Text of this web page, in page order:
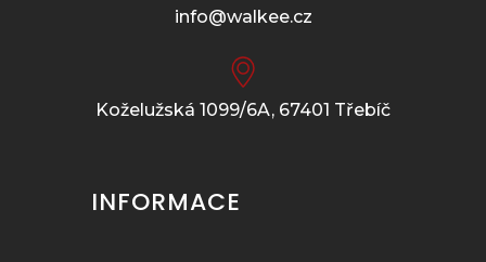
info@walkee.cz
Koželužská 1099/6A, 67401 Třebíč
INFORMACE